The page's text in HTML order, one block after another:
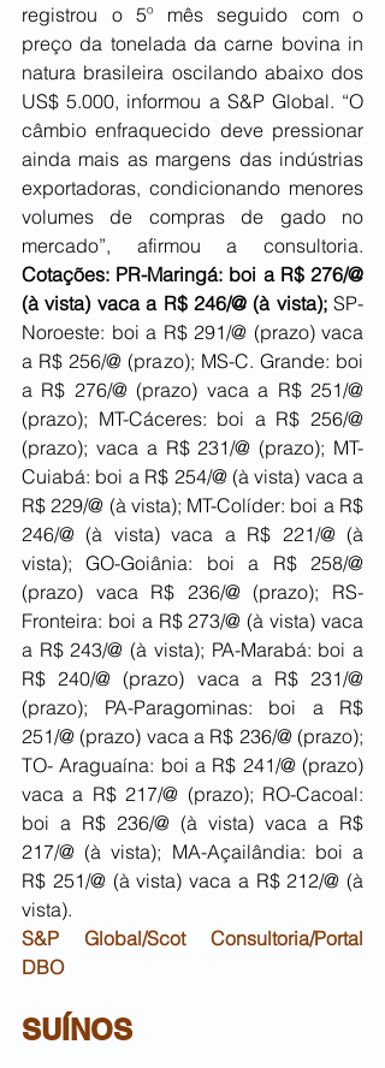
registrou o 5º mês seguido com o
preço da tonelada da carne bovina in
natura brasileira oscilando abaixo dos
US$ 5.000, informou a S&P Global. “O
câmbio enfraquecido deve pressionar
ainda mais as margens das indústrias
exportadoras, condicionando menores
volumes de compras de gado no
Cotações: PR-Maringá: boi a R$ 276/@
(à vista) vaca a R$ 246/@ (à vista); SP-
Noroeste: boi a R$ 291/@ (prazo) vaca
a R$ 256/@ (prazo); MS-C. Grande: boi
a R$ 276/@ (prazo) vaca a R$ 251/@
(prazo); MT-Cáceres: boi a R$ 256/@
(prazo); vaca a R$ 231/@ (prazo); MT-
Cuiabá: boi a R$ 254/@ (à vista) vaca a
R$ 229/@ (à vista); MT-Colíder: boi a R$
246/@ (à vista) vaca a R$ 221/@ (à
vista); GO-Goiânia: boi a R$ 258/@
(prazo) vaca R$ 236/@ (prazo); RS-
Fronteira: boi a R$ 273/@ (à vista) vaca
a R$ 243/@ (à vista); PA-Marabá: boi a
R$ 240/@ (prazo) vaca a R$ 231/@
(prazo); PA-Paragominas: boi a R$
251/@ (prazo) vaca a R$ 236/@ (prazo);
TO- Araguaína: boi a R$ 241/@ (prazo)
vaca a R$ 217/@ (prazo); RO-Cacoal:
boi a R$ 236/@ (à vista) vaca a R$
217/@ (à vista); MA-Açailândia: boi a
R$ 251/@ (à vista) vaca a R$ 212/@ (à
vista).
S&P Global/Scot Consultoria/Portal
DBO
SUÍNOS